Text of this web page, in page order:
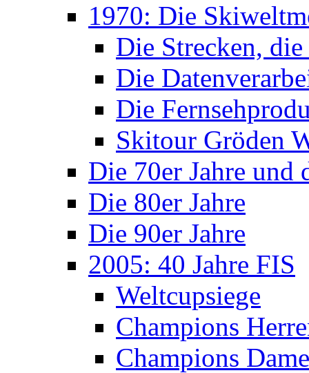
1970: Die
Die Strecken,
Die
Die
Skitour Gröden
Die 70er Jahre und
Die 80er Jahre
Die 90er Jahre
2005: 40 Jahre FIS
Weltcupsiege
Champions
Champions